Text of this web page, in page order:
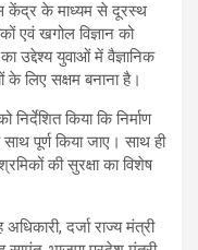
केंद्र के माध्यम से दूरस्थ
एवं खगोल विज्ञान को
उद्देश्य युवाओं में वैज्ञानिक
के लिए सक्षम बनाना है।
किया कि निर्माण
साथ पूर्ण किया जाए। साथ ही
की सुरक्षा का विशेष
दर्जा राज्य मंत्री